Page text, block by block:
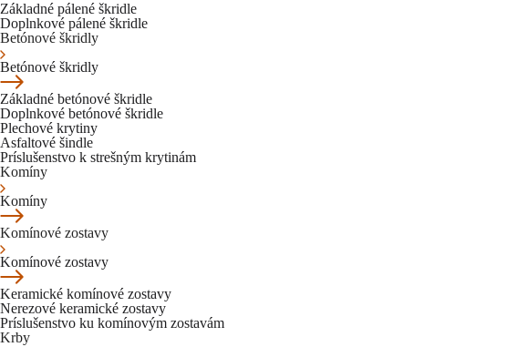
Základné pálené škridle
Doplnkové pálené škridle
Betónové škridly
Betónové škridly
Základné betónové škridle
Doplnkové betónové škridle
Plechové krytiny
Asfaltové šindle
Príslušenstvo k strešným krytinám
Komíny
Komíny
Komínové zostavy
Komínové zostavy
Keramické komínové zostavy
Nerezové keramické zostavy
Príslušenstvo ku komínovým zostavám
Krby